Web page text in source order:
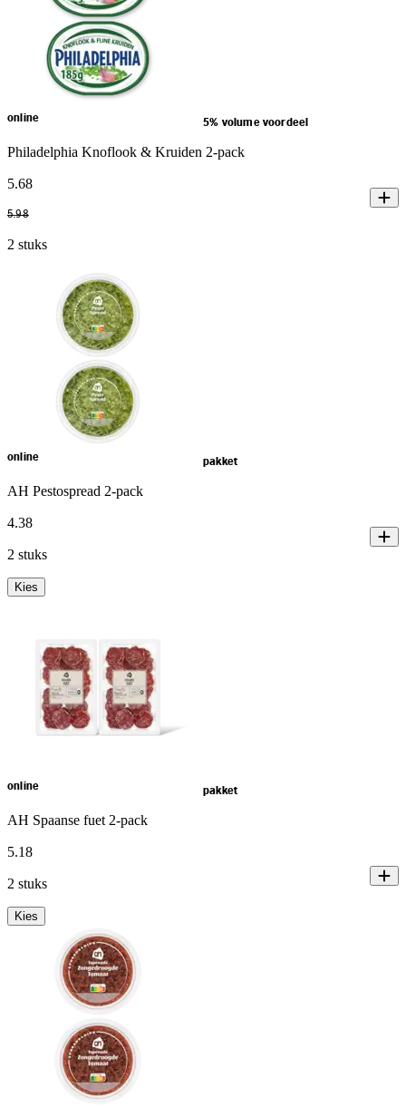
online 5% volume voordeel
Philadelphia Knoflook & Kruiden 2-pack
5.68
5.98
2 stuks
online pakket
AH Pestospread 2-pack
4.38
2 stuks
Kies
online pakket
AH Spaanse fuet 2-pack
5.18
2 stuks
Kies